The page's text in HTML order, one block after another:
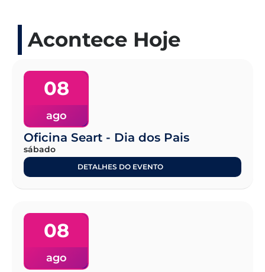
Acontece Hoje
08
ago
Oficina Seart - Dia dos Pais
sábado
DETALHES DO EVENTO
08
ago